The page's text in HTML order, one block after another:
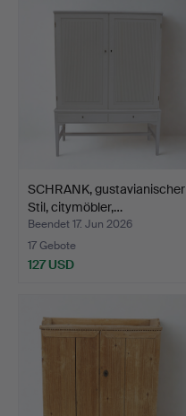
SCHRANK, gustavianischer
Stil, citymöbler,…
Beendet 17. Jun 2026
17 Gebote
127 USD